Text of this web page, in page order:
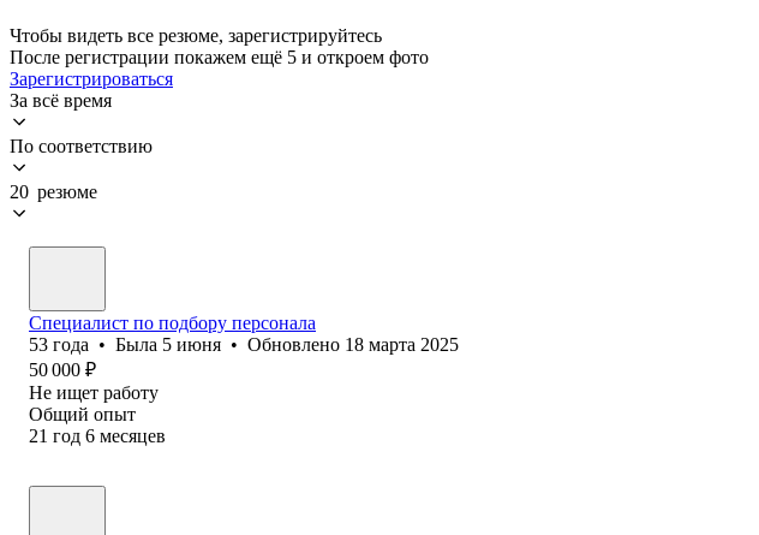
Чтобы видеть все резюме, зарегистрируйтесь
После регистрации покажем ещё 5 и откроем фото
Зарегистрироваться
За всё время
По соответствию
20 резюме
Специалист по подбору персонала
53 года • Была 5 июня • Обновлено 18 марта 2025
50 000 ₽
Не ищет работу
Общий опыт
21 год 6 месяцев